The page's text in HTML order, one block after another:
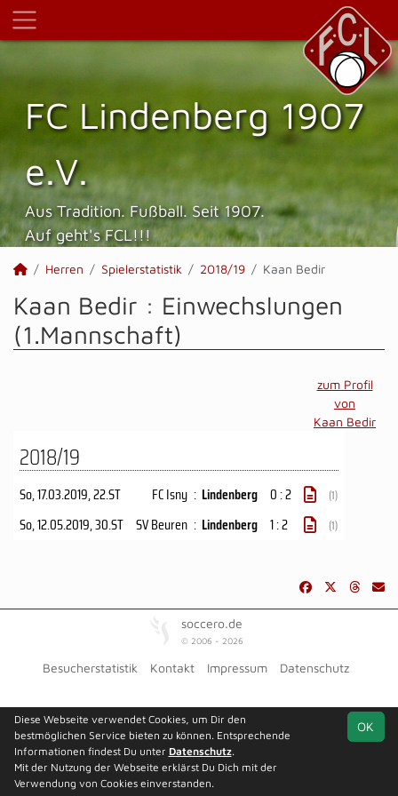
FC Lindenberg 1907
e.V.
Aus Tradition. Fußball. Seit 1907.
Auf geht's FCL!!!
Herren Spielerstatistik 2018/19 Kaan Bedir
Kaan Bedir : Einwechslungen
(1.Mannschaft)
zum Profil
von
Kaan Bedir
2018/19
So, 17.03.2019, 22.ST FC Isny : Lindenberg 0 : 2 (1)
So, 12.05.2019, 30.ST SV Beuren : Lindenberg 1 : 2 (1)
soccero.de
© 2006 - 2026
Besucherstatistik Kontakt Impressum Datenschutz
OK
Diese Webseite verwendet Cookies, um Dir den
bestmöglichen Service bieten zu können. Entsprechende
Informationen findest Du unter Datenschutz.
Mit der Nutzung der Webseite erklärst Du Dich mit der
Verwendung von Cookies einverstanden.